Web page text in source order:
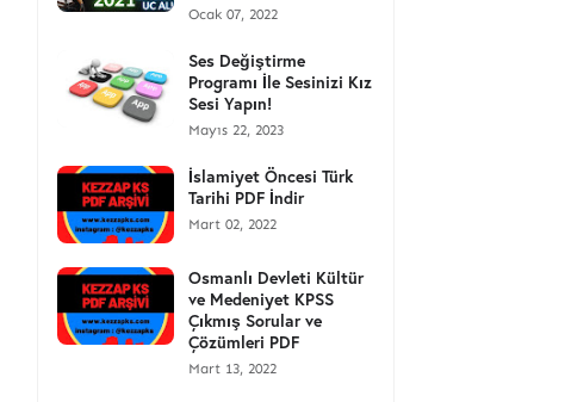
Ocak 07, 2022
Ses Değiştirme
Programı İle Sesinizi Kız
Sesi Yapın!
Mayıs 22, 2023
İslamiyet Öncesi Türk
Tarihi PDF İndir
Mart 02, 2022
Osmanlı Devleti Kültür
ve Medeniyet KPSS
Çıkmış Sorular ve
Çözümleri PDF
Mart 13, 2022